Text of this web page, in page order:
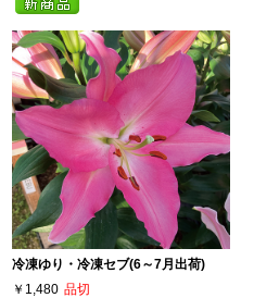
冷凍ゆり・冷凍セブ(6～7月出荷)
￥1,480 品切